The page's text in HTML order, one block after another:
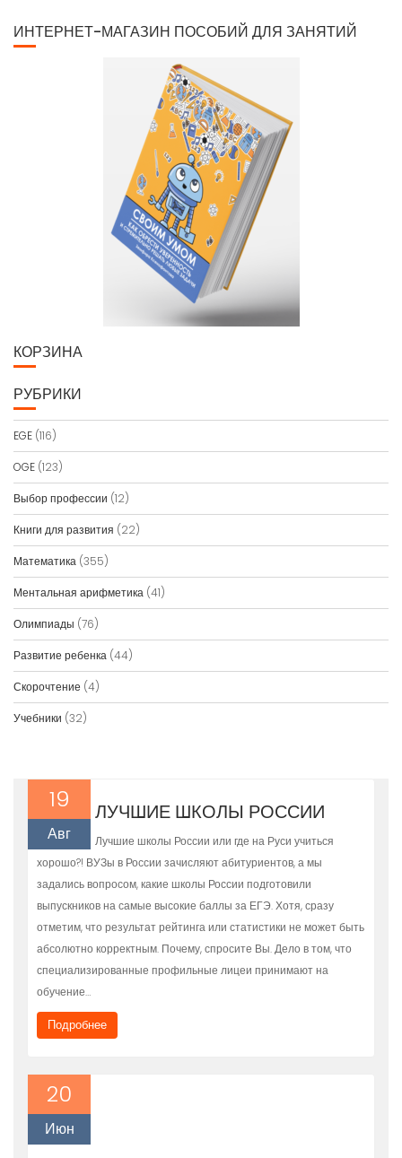
ИНТЕРНЕТ-МАГАЗИН ПОСОБИЙ ДЛЯ ЗАНЯТИЙ
КОРЗИНА
РУБРИКИ
EGE (116)
OGE (123)
Выбор профессии (12)
Книги для развития (22)
Математика (355)
Ментальная арифметика (41)
Олимпиады (76)
Развитие ребенка (44)
Скорочтение (4)
Учебники (32)
19
Авг
ЛУЧШИЕ ШКОЛЫ РОССИИ
Лучшие школы России или где на Руси учиться
хорошо?! ВУЗы в России зачисляют абитуриентов, а мы
задались вопросом, какие школы России подготовили
выпускников на самые высокие баллы за ЕГЭ. Хотя, сразу
отметим, что результат рейтинга или статистики не может быть
абсолютно корректным. Почему, спросите Вы. Дело в том, что
специализированные профильные лицеи принимают на
обучение…
Подробнее
20
Июн